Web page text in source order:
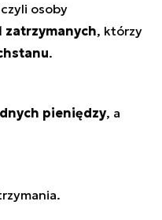
czyli osoby
zatrzymanych, którzy
.
pieniędzy, a